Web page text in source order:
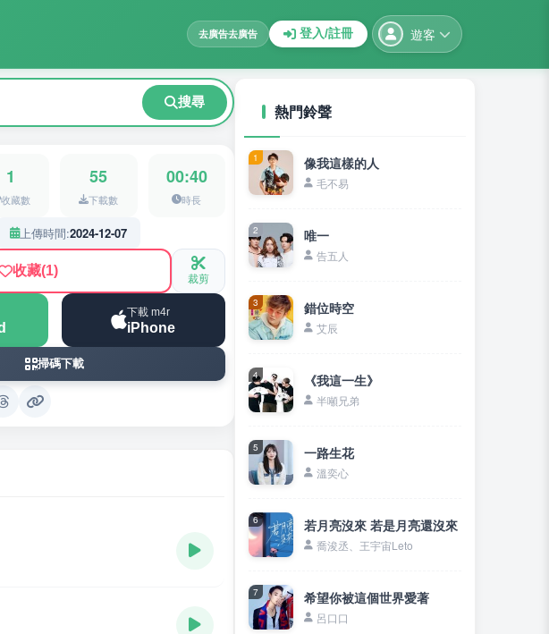
去廣告去廣告 登入/註冊 遊客
搜尋
1
收藏數
55
下載數
00:40
時長
上傳時間:2024-12-07
收藏(1) 裁剪
下載 m4r
iPhone
掃碼下載
熱門鈴聲
1 像我這樣的人
毛不易
2 唯一
告五人
3 錯位時空
艾辰
4 《我這一生》
半噸兄弟
5 一路生花
溫奕心
6 若月亮沒來 若是月亮還沒來
喬浚丞、王宇宙Leto
7 希望你被這個世界愛著
呂口口